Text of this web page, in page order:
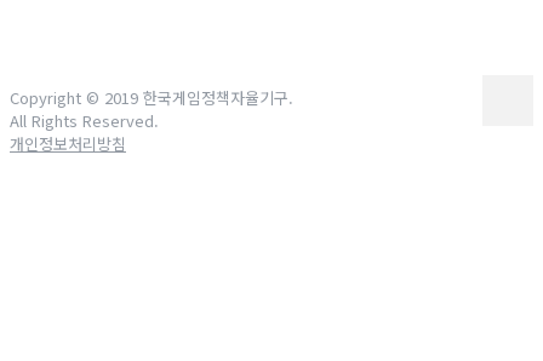
Copyright © 2019 한국게임정책자율기구.
All Rights Reserved.
개인정보처리방침